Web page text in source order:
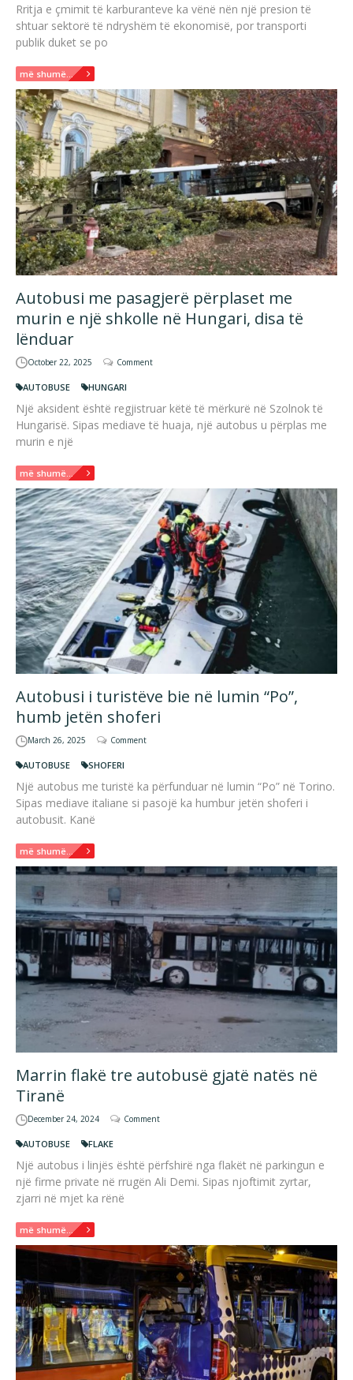
Rritja e çmimit të karburanteve ka vënë nën një presion të
shtuar sektorë të ndryshëm të ekonomisë, por transporti
publik duket se po
më shumë...
Autobusi me pasagjerë përplaset me
murin e një shkolle në Hungari, disa të
lënduar
October 22, 2025 Comment
AUTOBUSE HUNGARI
Një aksident është regjistruar këtë të mërkurë në Szolnok të
Hungarisë. Sipas mediave të huaja, një autobus u përplas me
murin e një
më shumë...
Autobusi i turistëve bie në lumin “Po”,
humb jetën shoferi
March 26, 2025 Comment
AUTOBUSE SHOFERI
Një autobus me turistë ka përfunduar në lumin “Po” në Torino.
Sipas mediave italiane si pasojë ka humbur jetën shoferi i
autobusit. Kanë
më shumë...
Marrin flakë tre autobusë gjatë natës në
Tiranë
December 24, 2024 Comment
AUTOBUSE FLAKE
Një autobus i linjës është përfshirë nga flakët në parkingun e
një firme private në rrugën Ali Demi. Sipas njoftimit zyrtar,
zjarri në mjet ka rënë
më shumë...